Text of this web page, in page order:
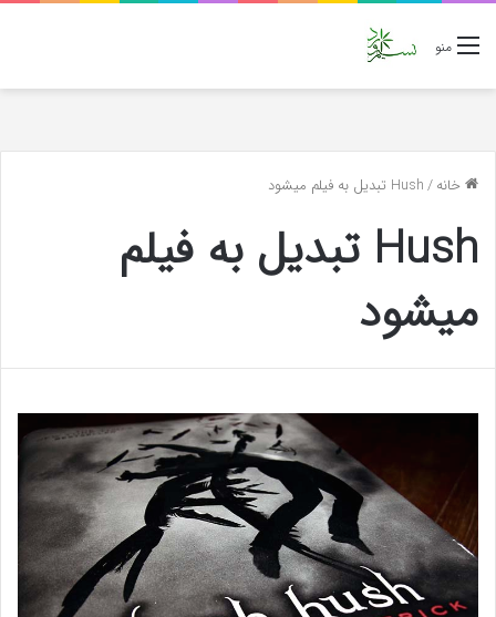
منو
خانه/Hush تبدیل به فیلم میشود
Hush تبدیل به فیلم
میشود